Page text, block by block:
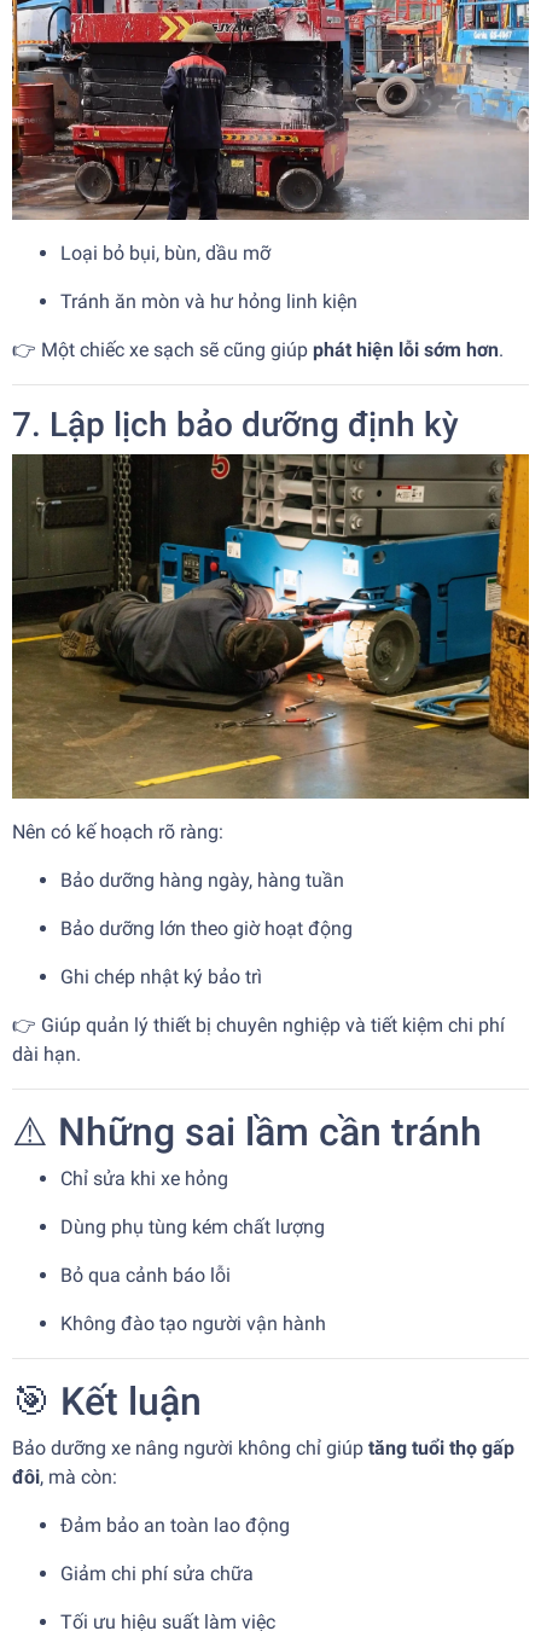
Loại bỏ bụi, bùn, dầu mỡ
Tránh ăn mòn và hư hỏng linh kiện
👉 Một chiếc xe sạch sẽ cũng giúp phát hiện lỗi sớm hơn.
7. Lập lịch bảo dưỡng định kỳ
Nên có kế hoạch rõ ràng:
Bảo dưỡng hàng ngày, hàng tuần
Bảo dưỡng lớn theo giờ hoạt động
Ghi chép nhật ký bảo trì
👉 Giúp quản lý thiết bị chuyên nghiệp và tiết kiệm chi phí
dài hạn.
⚠️ Những sai lầm cần tránh
Chỉ sửa khi xe hỏng
Dùng phụ tùng kém chất lượng
Bỏ qua cảnh báo lỗi
Không đào tạo người vận hành
🎯 Kết luận
Bảo dưỡng xe nâng người không chỉ giúp tăng tuổi thọ gấp
đôi, mà còn:
Đảm bảo an toàn lao động
Giảm chi phí sửa chữa
Tối ưu hiệu suất làm việc